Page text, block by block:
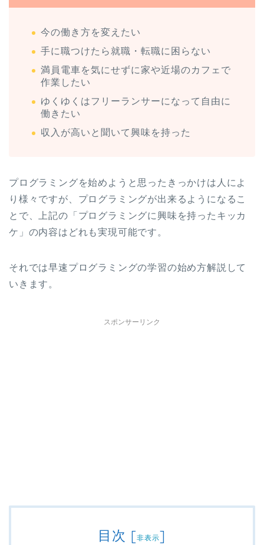
今の働き方を変えたい
手に職つけたら就職・転職に困らない
満員電車を気にせずに家や近場のカフェで
作業したい
ゆくゆくはフリーランサーになって自由に
働きたい
収入が高いと聞いて興味を持った
プログラミングを始めようと思ったきっかけは人によ
り様々ですが、プログラミングが出来るようになるこ
とで、上記の「プログラミングに興味を持ったキッカ
ケ」の内容はどれも実現可能です。
それでは早速プログラミングの学習の始め方解説して
いきます。
スポンサーリンク
目次 [非表示]